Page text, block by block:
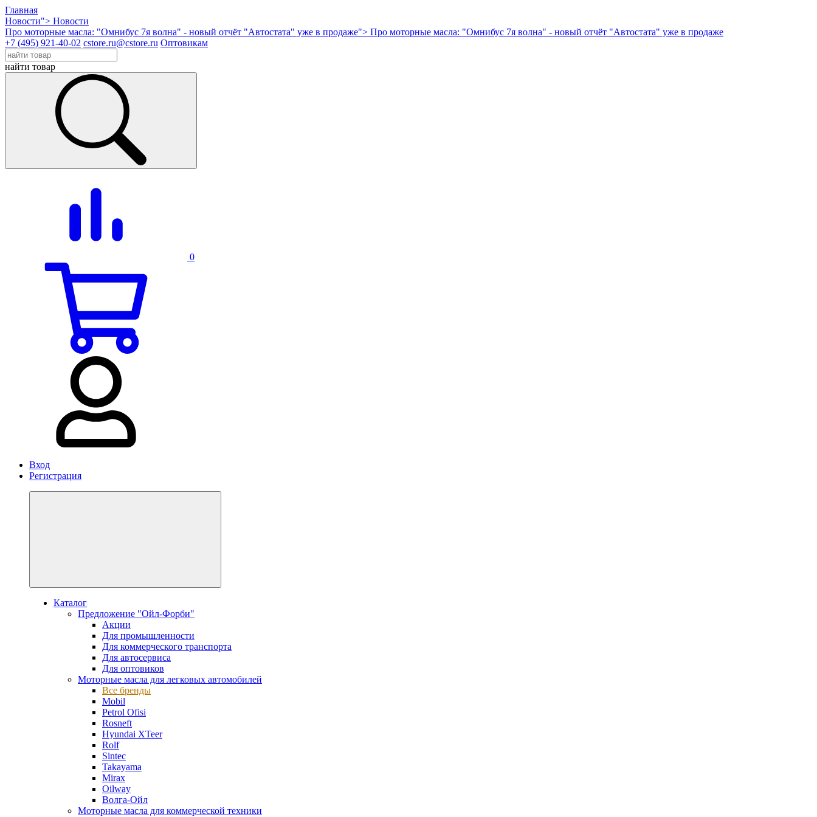
Главная
Новости"> Новости
Про моторные масла: "Омнибус 7я волна" - новый отчёт "Автостата" уже в продаже"> Про моторные масла: "Омнибус 7я волна" - новый отчёт "Автостата" уже в продаже
+7 (495) 921-40-02 cstore.ru@cstore.ru Оптовикам
найти товар
0
Вход
Регистрация
Каталог
Предложение "Ойл-Форби"
Акции
Для промышленности
Для коммерческого транспорта
Для автосервиса
Для оптовиков
Моторные масла для легковых автомобилей
Все бренды
Mobil
Petrol Ofisi
Rosneft
Hyundai XTeer
Rolf
Sintec
Takayama
Mirax
Oilway
Волга-Ойл
Моторные масла для коммерческой техники